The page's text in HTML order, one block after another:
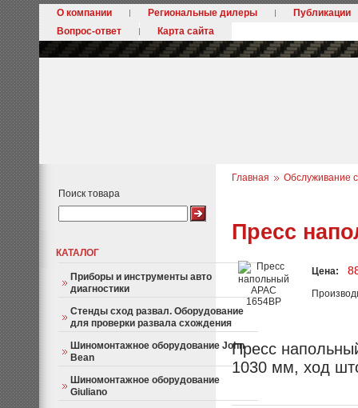
О компании Региональные дилеры
Публикации
Вопрос-ответ
Карта сайта
Поиск товара
КАТАЛОГ
Приборы и инструменты авто
диагностики
Стенды сход развал. Оборудование
для проверки развала схождения
Шиномонтажное оборудование John
Bean
Шиномонтажное оборудование
Giuliano
Главная Обслуживание
Пресс
Цена:
Пресс
1030 мм, ход